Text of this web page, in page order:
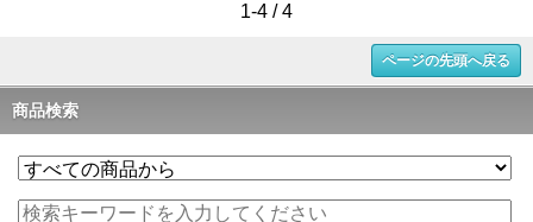
1-4 / 4
ページの先頭へ戻る
商品検索